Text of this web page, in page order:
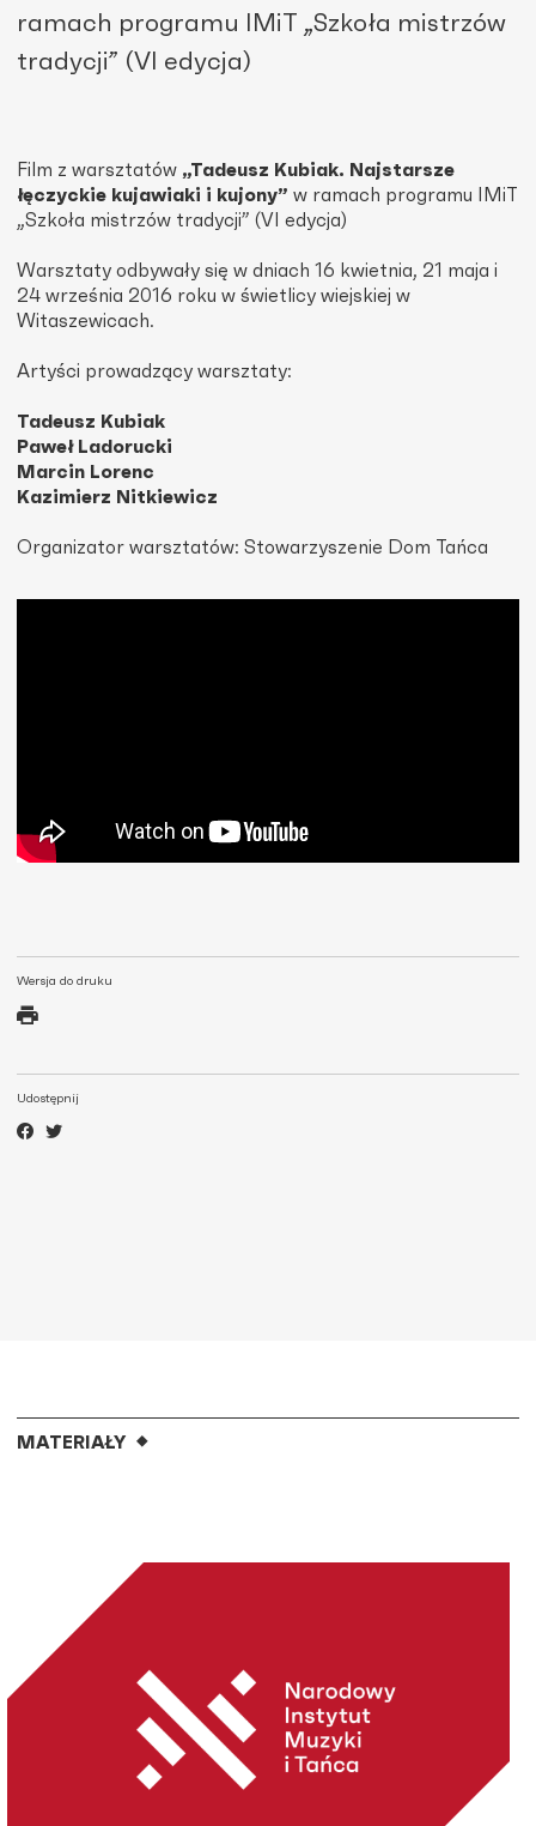
ramach programu IMiT „Szkoła mistrzów
tradycji” (VI edycja)
Wersja do druku
Udostępnij
Film z warsztatów „Tadeusz Kubiak. Najstarsze
łęczyckie kujawiaki i kujony” w ramach programu IMiT
„Szkoła mistrzów tradycji” (VI edycja)
Warsztaty odbywały się w dniach 16 kwietnia, 21 maja i
24 września 2016 roku w świetlicy wiejskiej w
Witaszewicach.
Artyści prowadzący warsztaty:
Tadeusz Kubiak
Paweł Ladorucki
Marcin Lorenc
Kazimierz Nitkiewicz
Organizator warsztatów: Stowarzyszenie Dom Tańca
MATERIAŁY